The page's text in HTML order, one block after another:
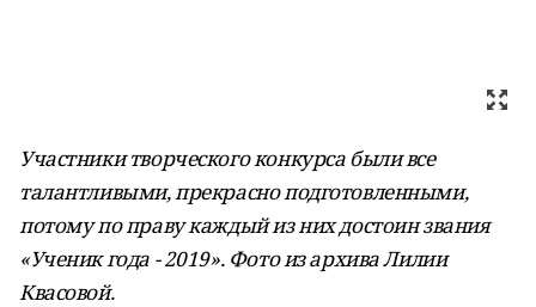
Участники творческого конкурса были все
талантливыми, прекрасно подготовленными,
потому по праву каждый из них достоин звания
«Ученик года - 2019». Фото из архива Лилии
Квасовой.